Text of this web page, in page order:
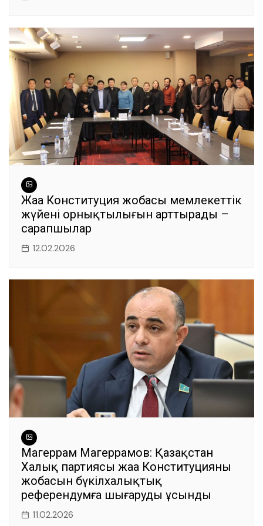
Жаңа Конституция жобасы мемлекеттік
жүйенің орнықтылығын арттырады –
сарапшылар
12.02.2026
Магеррам Магеррамов: Қазақстан
Халық партиясы жаңа Конституцияның
жобасын бүкілхалықтық
референдумға шығаруды ұсынды
11.02.2026